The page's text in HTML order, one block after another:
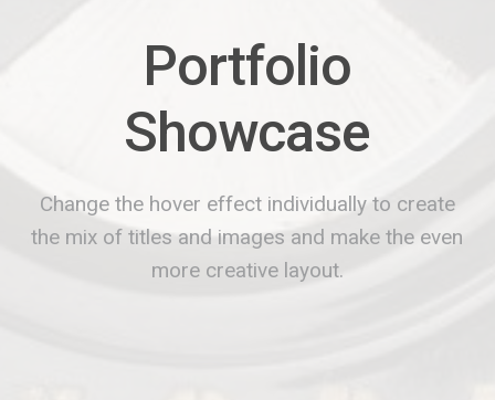
Portfolio
Showcase
Change the hover effect individually to create
the mix of titles and images and make the even
more creative layout.